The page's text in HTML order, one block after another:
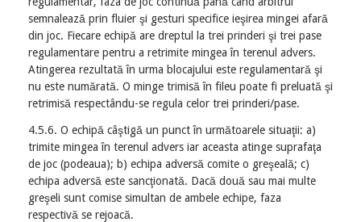
semnalează prin fluier şi gesturi specifice ieşirea mingei afară
din joc. Fiecare echipă are dreptul la trei prinderi şi trei pase
regulamentare pentru a retrimite mingea în terenul advers.
Atingerea rezultată în urma blocajului este regulamentară şi
nu este numărată. O minge trimisă în fileu poate fi preluată şi
retrimisă respectându-se regula celor trei prinderi/pase.
4.5.6. O echipă câştigă un punct în următoarele situaţii: a)
trimite mingea în terenul advers iar aceasta atinge suprafaţa
de joc (podeaua); b) echipa adversă comite o greşeală; c)
echipa adversă este sancţionată. Dacă două sau mai multe
greşeli sunt comise simultan de ambele echipe, faza
respectivă se rejoacă.